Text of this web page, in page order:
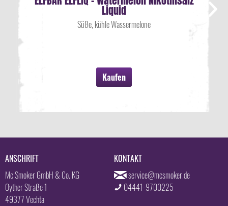
Liquid
Süße, kühle Wassermelone
Kaufen
ANSCHRIFT
Mc Smoker GmbH & Co. KG
Oyther Straße 1
49377 Vechta
KONTAKT
service@mcsmoker.de
04441-9700225